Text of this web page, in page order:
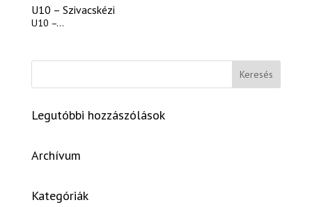
U10 – Szivacskézi
U10 –...
Legutóbbi hozzászólások
Archívum
Kategóriák